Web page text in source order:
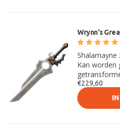
Wrynn's
Shalamayne
Kan worden
€229,60